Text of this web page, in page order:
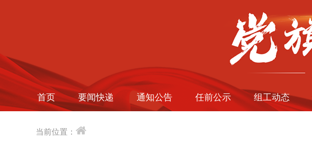
首页 要闻快递 通知公告 任前公示 组工动态
当前位置：